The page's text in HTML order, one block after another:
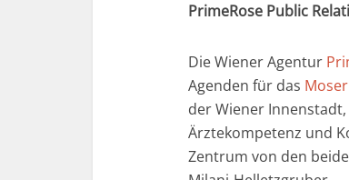
PrimeRose Public
Die Wiener Agentur
Agenden für das
der Wiener
Ärztekompetenz und
Zentrum von den